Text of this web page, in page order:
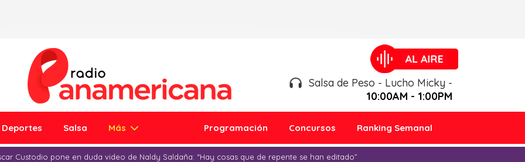
Salsa de Peso - Lucho Micky -
10:00AM - 1:00PM
Deportes Salsa Más Programación Concursos Ranking Semanal
Custodio pone en duda video de Naldy Saldaña: “Hay cosas que de repente se han editado”